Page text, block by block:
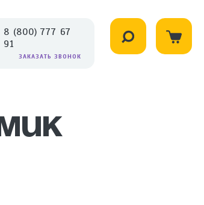
8 (800) 777 67
91
ЗАКАЗАТЬ ЗВОНОК